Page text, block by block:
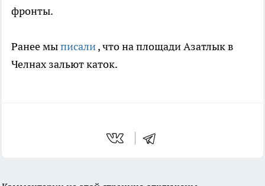
фронты.
Ранее мыписали, что на площади Азатлык в
Челнах зальют каток.